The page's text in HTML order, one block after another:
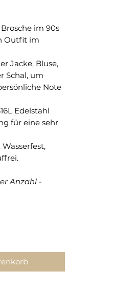
im 90s
Outfit im
Jacke, Bluse,
Schal, um
Note
Edelstahl
für eine sehr
Anzahl -